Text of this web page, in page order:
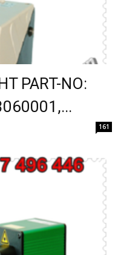
PART-NO:
161